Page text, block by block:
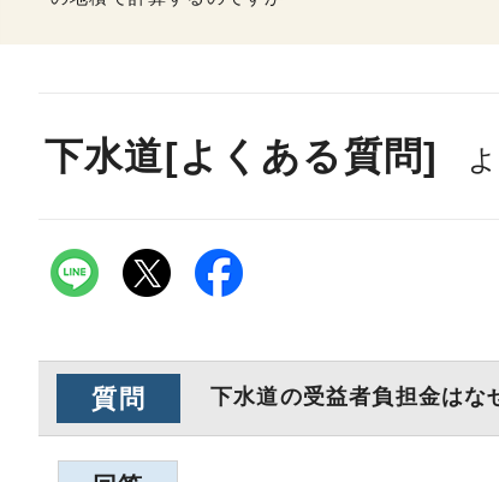
下水道[よくある質問] よ
質問 下水道の受益者負担金はな